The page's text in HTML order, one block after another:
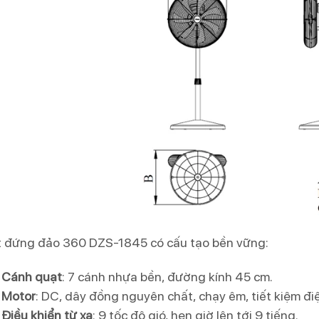
đứng đảo 360 DZS-1845 có cấu tạo bền vững:
Cánh quạt: 7 cánh nhựa bền, đường kính 45 cm.
Motor: DC, dây đồng nguyên chất, chạy êm, tiết kiệm
Điều khiển từ xa: 9 tốc độ gió, hẹn giờ lên tới 9 tiếng.